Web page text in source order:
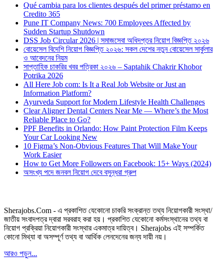
Qué cambia para los clientes después del primer préstamo en
Credito 365
Pune IT Company News: 700 Employees Affected by
Sudden Startup Shutdown
DSS Job Circular 2026 | সমাজসেবা অধিদপ্তর নিয়োগ বিজ্ঞপ্তি ২০২৬
বোয়েসেল বিদেশি নিয়োগ বিজ্ঞপ্তি ২০২৬: সকল দেশের নতুন বোয়েসেল সার্কুলার
ও আবেদনের নিয়ম
সাপ্তাহিক চাকরির খবর পত্রিকা ২০২৬ – Saptahik Chakrir Khobor
Potrika 2026
All Here Job com: Is It a Real Job Website or Just an
Information Platform?
Ayurveda Support for Modern Lifestyle Health Challenges
Clear Aligner Dental Centers Near Me — Where’s the Most
Reliable Place to Go?
PPF Benefits in Orlando: How Paint Protection Film Keeps
Your Car Looking New
10 Figma’s Non-Obvious Features That Will Make Your
Work Easier
How to Get More Followers on Facebook: 15+ Ways (2024)
অসংখ্য পদে জনবল নিয়োগ দেবে বসুন্ধরা গ্রুপ
Sherajobs.Com - এ প্রকাশিত যেকোনো চাকরি সংক্রান্ত তথ্য নিয়োগকারী সংস্থা/
জাতীয় সংবাদপত্র দ্বারা সরবরাহ করা হয়। প্রকাশিত যেকোনো কর্মসংস্থানের তথ্য বা
নিয়োগ প্রক্রিয়া নিয়োগকারী সংস্থার একমাত্র দায়িত্ব। Sherajobs এই সম্পর্কিত
কোনো মিথ্যা বা অসম্পূর্ণ তথ্য বা আর্থিক লেনদেনের জন্য দায়ী নয়।
আরও পড়ুন...